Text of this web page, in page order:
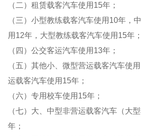
（二）租赁载客汽车使用15年；
（三）小型教练载客汽车使用10年，
用12年，大型教练载客汽车使用15年；
（四）公交客运汽车使用13年；
（五）其他小、微型营运载客汽车使
运载客汽车使用15年；
（六）专用校车使用15年；
（七）大、中型非营运载客汽车（大
年；